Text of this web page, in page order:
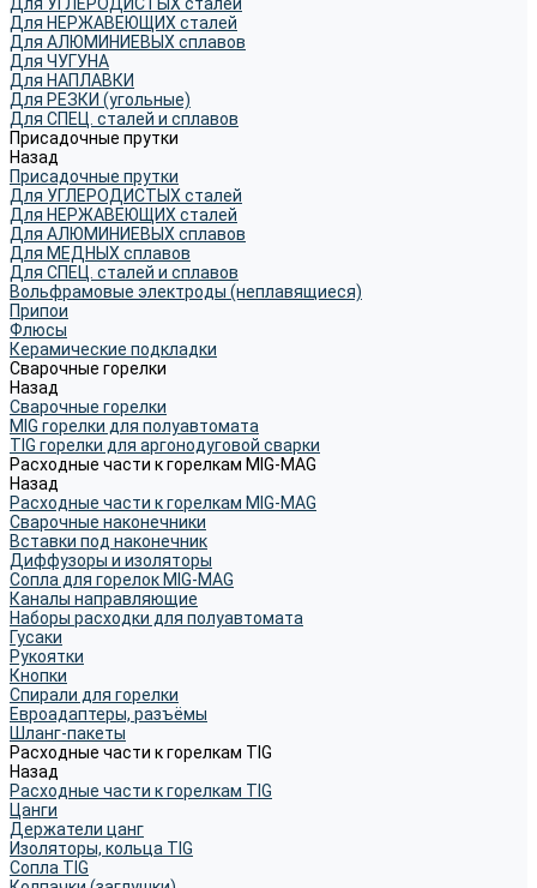
Для НЕРЖАВЕЮЩИХ сталей
Для АЛЮМИНИЕВЫХ сплавов
Для ЧУГУНА
Для НАПЛАВКИ
Для РЕЗКИ (угольные)
Для СПЕЦ. сталей и сплавов
Присадочные прутки
Назад
Присадочные прутки
Для УГЛЕРОДИСТЫХ сталей
Для НЕРЖАВЕЮЩИХ сталей
Для АЛЮМИНИЕВЫХ сплавов
Для МЕДНЫХ сплавов
Для СПЕЦ. сталей и сплавов
Вольфрамовые электроды (неплавящиеся)
Припои
Флюсы
Керамические подкладки
Сварочные горелки
Назад
Сварочные горелки
MIG горелки для полуавтомата
TIG горелки для аргонодуговой сварки
Расходные части к горелкам MIG-MAG
Назад
Расходные части к горелкам MIG-MAG
Сварочные наконечники
Вставки под наконечник
Диффузоры и изоляторы
Сопла для горелок MIG-MAG
Каналы направляющие
Наборы расходки для полуавтомата
Гусаки
Рукоятки
Кнопки
Спирали для горелки
Евроадаптеры, разъёмы
Шланг-пакеты
Расходные части к горелкам TIG
Назад
Расходные части к горелкам TIG
Цанги
Держатели цанг
Изоляторы, кольца TIG
Сопла TIG